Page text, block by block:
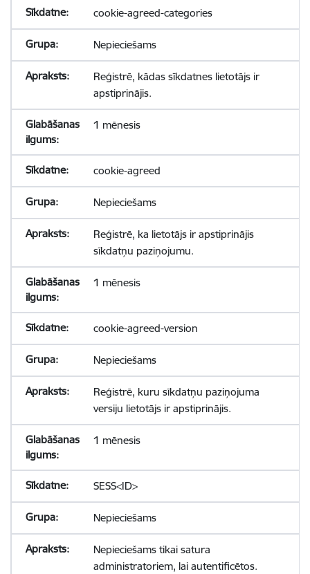
cookie-agreed-categories
Nepieciešams
Reģistrē, kādas sīkdatnes lietotājs ir
apstiprinājis.
1 mēnesis
cookie-agreed
Nepieciešams
Reģistrē, ka lietotājs ir apstiprinājis
sīkdatņu paziņojumu.
1 mēnesis
cookie-agreed-version
Nepieciešams
Reģistrē, kuru sīkdatņu paziņojuma
versiju lietotājs ir apstiprinājis.
1 mēnesis
SESS<ID>
Nepieciešams
Nepieciešams tikai satura
administratoriem, lai autentificētos.